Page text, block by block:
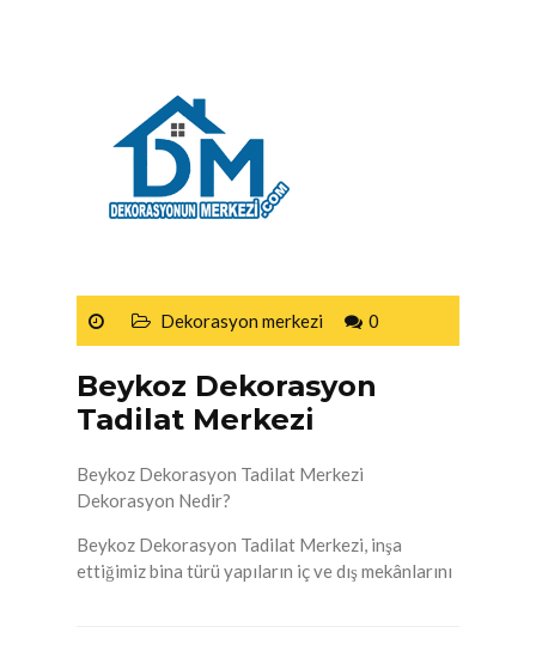
Dekorasyon merkezi 0
Beykoz Dekorasyon
Tadilat Merkezi
Beykoz Dekorasyon Tadilat Merkezi
Dekorasyon Nedir?
Beykoz Dekorasyon Tadilat Merkezi, inşa
ettiğimiz bina türü yapıların iç ve dış mekânlarını